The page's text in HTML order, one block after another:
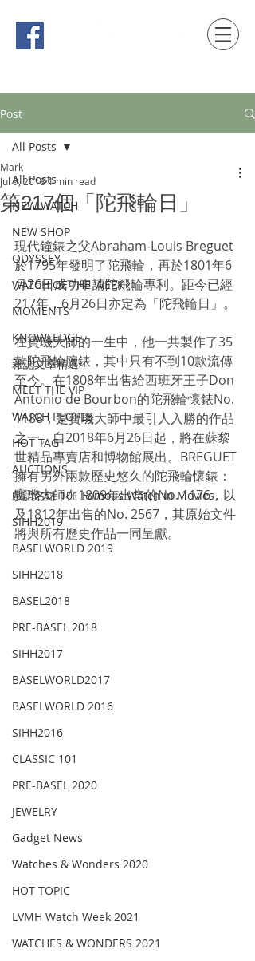
Post
All Posts
NEW WATCH
NEW SHOP
ODYSSEY
WATCH OF THE WEEK
MOMENTS
KNOWLEDGE
雜誌文章精選
MEET THE VIP
WATCH PEOPLE
HOT TAG
AUCTIONS
戲語名錶 101 Famous Watch in Movies
SIHH2019
BASELWORLD 2019
SIHH2018
BASEL2018
PRE-BASEL 2018
SIHH2017
BASELWORLD2017
BASELWORLD 2016
SIHH2016
CLASSIC 101
PRE-BASEL 2020
JEWELRY
Gadget News
Watches & Wonders 2020
HOT TOPIC
LVMH Watch Week 2021
WATCHES & WONDERS 2021
All Posts
第217個「陀飛輪日」
Mark
Jul 9, 20181 min read
現代鐘錶之父Abraham-Louis Breguet
於1795年發明了陀飛輪，再於1801年6
月26日成功申請陀飛輪專利。距今已經
217年，6月26日亦定為「陀飛輪日」。
在寶璣大師的一生中，他一共製作了35
款陀飛輪腕錶，其中只有不到10款流傳
至今。在1808年出售給西班牙王子Don
Antonio de Bourbon的陀飛輪懷錶No.
1188，是寶璣大師中最引人入勝的作品
之一。自2018年6月26日起，將在蘇黎
世精品專賣店和博物館展出。BREGUET
擁有另外兩款歷史悠久的陀飛輪懷錶：
寶璣大師在1809年出售的No. 1176，以
及1812年出售的No. 2567，其原始文件
將與所有歷史作品一同呈獻。